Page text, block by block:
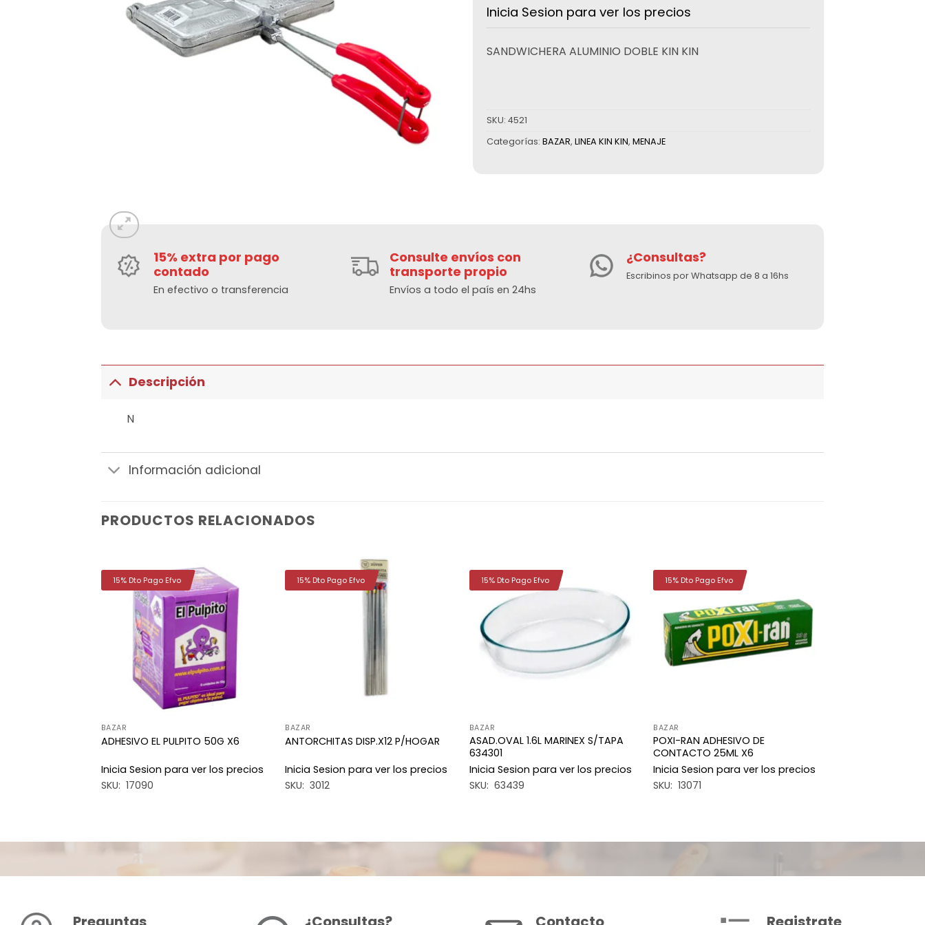
Inicia Sesion para ver los precios
SANDWICHERA ALUMINIO DOBLE KIN KIN
SKU: 4521
Categorías: BAZAR, LINEA KIN KIN, MENAJE
15% extra por pago
contado
En efectivo o transferencia
Consulte envíos con
transporte propio
Envíos a todo el país en 24hs
¿Consultas?
Escribinos por Whatsapp de 8 a 16hs
Descripción
N
Información adicional
PRODUCTOS RELACIONADOS
Añadir
a la
lista de
deseos
BAZAR
ADHESIVO EL PULPITO 50G X6
Inicia Sesion para ver los precios
SKU: 17090
15% Dto Pago Efvo
BAZAR
ANTORCHITAS DISP.X12 P/HOGAR
Inicia Sesion para ver los precios
SKU: 3012
15% Dto Pago Efvo
a la
lista de
deseos
BAZAR
ASAD.OVAL 1.6L MARINEX S/TAPA
634301
Inicia Sesion para ver los precios
SKU: 63439
15% Dto Pago Efvo
lista de
deseos
BAZAR
POXI-RAN ADHESIVO DE
CONTACTO 25ML X6
Inicia Sesion para ver los precios
SKU: 13071
15% Dto Pago Efvo